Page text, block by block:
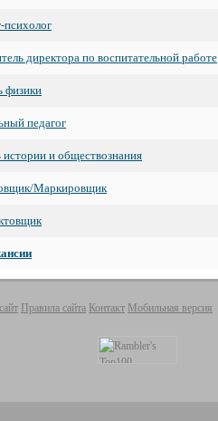
психолог
директора по воспитательной работе
физики
педагог
истории и обществознания
Маркировщик
Правила сайта Контакт Мобильная версия